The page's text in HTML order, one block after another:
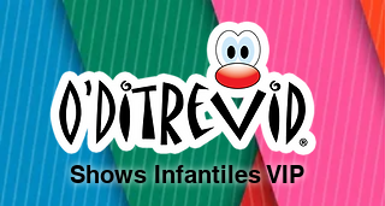
Shows Infantiles VIP